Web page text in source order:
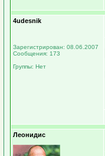
4udesnik
Зарегистрирован: 08.06.2007
Сообщения: 173
Группы: Нет
Леонидис